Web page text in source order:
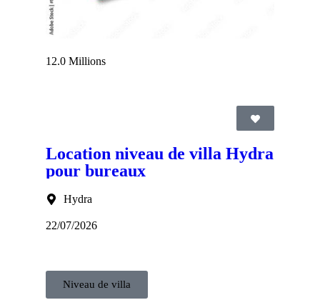
12.0 Millions
Location niveau de villa Hydra
pour bureaux
Hydra
22/07/2026
Niveau de villa